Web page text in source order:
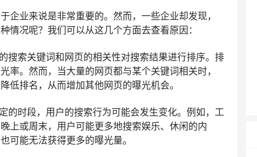
业来说是非常重要的。然而，一些企业却发现，
况呢？我们可以从这几个方面去查看原因：
搜索关键词和网页的相关性对搜索结果进行排序。排
。然而，当大量的网页都与某个关键词相关时，
低排名，从而增加其他网页的曝光机会。
的时段，用户的搜索行为可能会发生变化。例如，工
上或周末，用户可能更多地搜索娱乐、休闲的内
可能无法获得更多的曝光量。